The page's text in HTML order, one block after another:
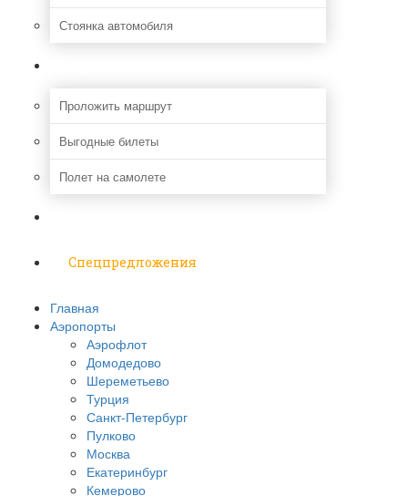
Стоянка автомобиля
Проложить маршрут
Выгодные билеты
Полет на самолете
Спецпредложения
Главная
Аэропорты
Аэрофлот
Домодедово
Шереметьево
Турция
Санкт-Петербург
Пулково
Москва
Екатеринбург
Кемерово